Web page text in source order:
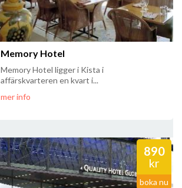
Memory Hotel
Memory Hotel ligger i Kista i
affärskvarteren en kvart i...
mer info
890
kr
boka nu